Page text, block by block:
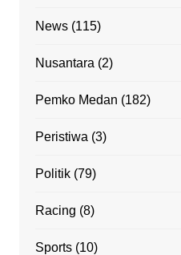
News(115)
Nusantara (2)
Pemko Medan (182)
Peristiwa (3)
Politik(79)
Racing (8)
Sports(10)